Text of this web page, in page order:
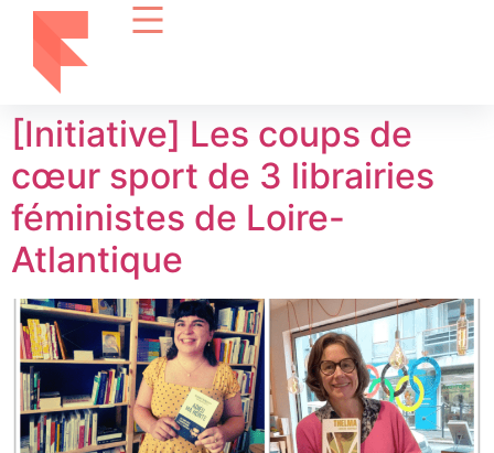
[Initiative] Les coups de
cœur sport de 3 librairies
féministes de Loire-
Atlantique